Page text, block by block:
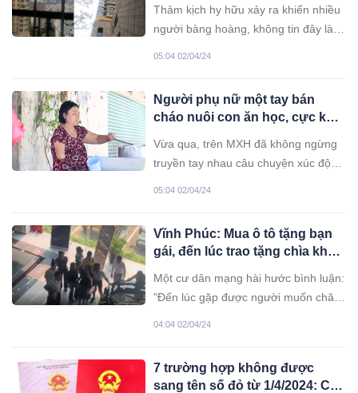
người dẫn chương trình nổi tiếng
xuống đất tử vong
Thảm kịch hy hữu xảy ra khiến nhiều
người bàng hoàng, không tin đây là
05:04 02/04/24
Người phụ nữ một tay bán
cháo nuôi con ăn học, cực khổ
Vừa qua, trên MXH đã không ngừng
truyền tay nhau câu chuyện xúc động
cơ thể khiếm khuyết, thế nhưng lúc
nào bà cũng chăm chỉ làm lụng, cố
gắng hết sức để lo cho tương lai của
con.
05:04 02/04/24
Vĩnh Phúc: Mua ô tô tặng bạn
gái, đến lúc trao tặng chìa khóa
đặc biệt là vợ của anh ấy
Một cư dân mạng hài hước bình luận:
"Đến lúc gặp được người muốn chăm
04:04 02/04/24
7 trường hợp không được
sang tên số đỏ từ 1/4/2024: Cố